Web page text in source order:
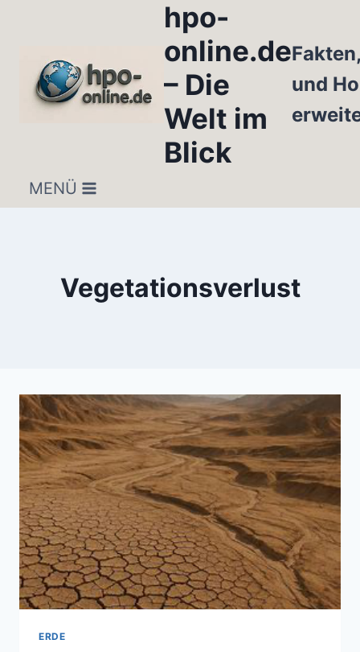
hpo-
online.de
– Die
Welt im
Blick
und
MENÜ
Vegetationsverlust
ERDE